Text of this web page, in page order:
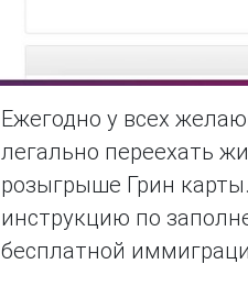
Ежегодно у всех
легально переехать
розыгрыше Грин
инструкцию по
бесплатной